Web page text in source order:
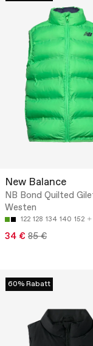
New Balance
NB Bond Quilted
Westen
122 128 134 140 152
34 € 85 €
60% Rabatt